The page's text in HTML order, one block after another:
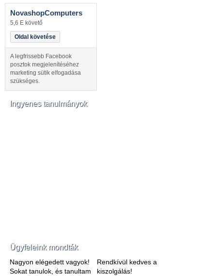
NovashopComputers
5,6 E követő
Oldal követése
A legfrissebb Facebook
posztok megjelenítéséhez
marketing sütik elfogadása
szükséges.
Ingyenes tanulmányok
Ügyfeleink mondták
Nagyon elégedett vagyok!
Sokat tanulok, és tanultam
Rendkívül kedves a
kiszolgálás!